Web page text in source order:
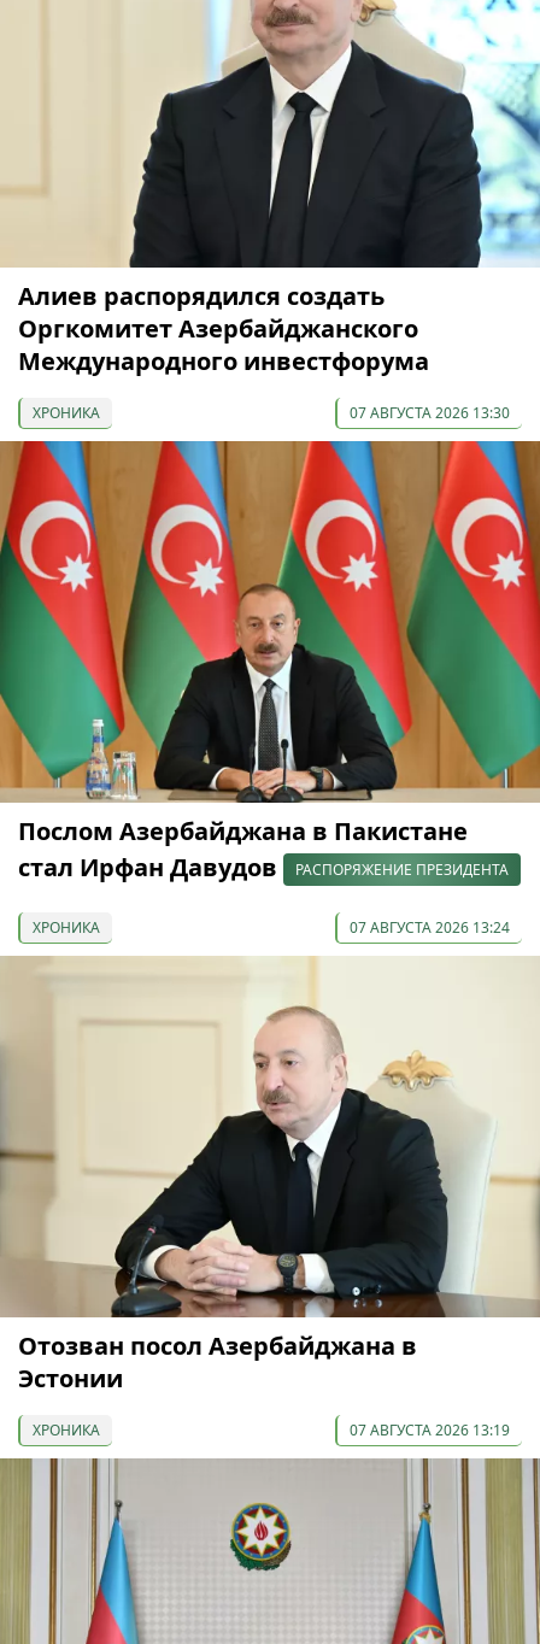
Алиев распорядился создать
Оргкомитет Азербайджанского
Международного инвестфорума
ХРОНИКА 07 АВГУСТА 2026 13:30
Послом Азербайджана в Пакистане
стал Ирфан Давудов
РАСПОРЯЖЕНИЕ ПРЕЗИДЕНТА
ХРОНИКА 07 АВГУСТА 2026 13:24
Отозван посол Азербайджана в
Эстонии
ХРОНИКА 07 АВГУСТА 2026 13:19